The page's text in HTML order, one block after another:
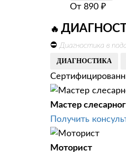
От 890 ₽
🔥
⛔ Диагностика в
ДИАГНОСТИКА
Мастер
Получить
Моторист